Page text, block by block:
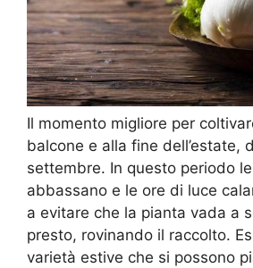
Il momento migliore per
balcone e alla fine dell’estate,
settembre. In questo periodo
abbassano e le ore di luce
a evitare che la pianta vada a
presto, rovinando il raccolto.
varietà estive che si possono